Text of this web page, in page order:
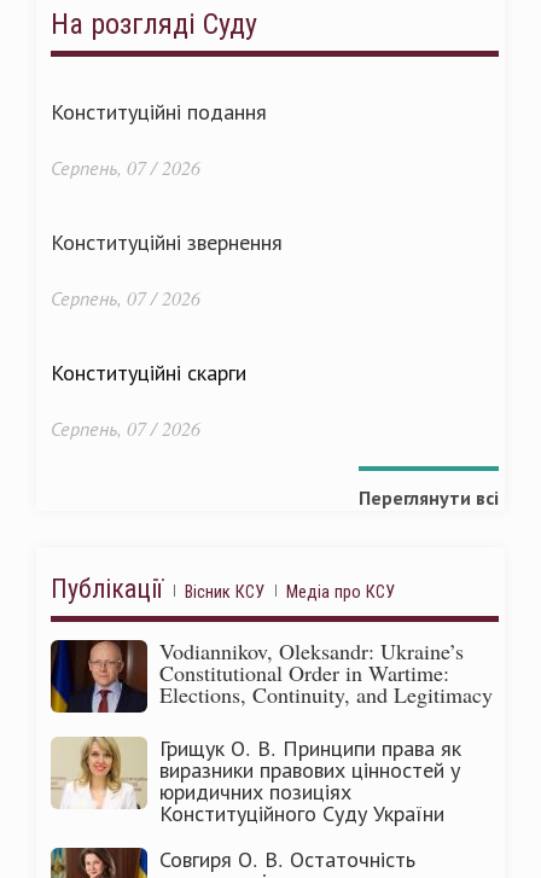
На розгляді Суду
Конституційні подання
Серпень, 07 / 2026
Конституційні звернення
Серпень, 07 / 2026
Конституційні скарги
Серпень, 07 / 2026
Переглянути всі
Публікації Вісник КСУ Медіа про КСУ
Vodiannikov, Oleksandr: Ukraine’s
Constitutional Order in Wartime:
Elections, Continuity, and Legitimacy
Грищук О. В. Принципи права як
виразники правових цінностей у
юридичних позиціях
Конституційного Суду України
Совгиря О. В. Остаточність